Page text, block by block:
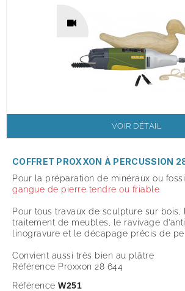
VOIR DÉTAIL
COFFRET PROXXON À PERCUSSION
Pour la préparation de minéraux ou
gangue de pierre tendre ou friable
Pour tous travaux de sculpture sur bois,
traitement de meubles, le ravivage
linogravure et le décapage précis de
Convient aussi très bien au plâtre
Référence Proxxon 28 644
Référence W251